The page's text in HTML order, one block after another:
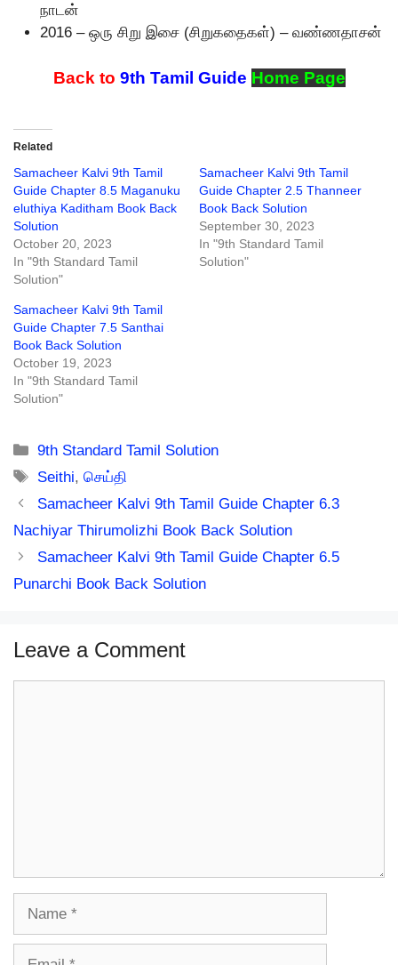
நாடன்
2016 – ஒரு சிறு இசை (சிறுகதைகள்) – வண்ணதாசன்
Back to 9th Tamil Guide Home Page
Related
Samacheer Kalvi 9th Tamil
Guide Chapter 8.5 Maganuku
eluthiya Kaditham Book Back
Solution
October 20, 2023
In "9th Standard Tamil
Solution"
Samacheer Kalvi 9th Tamil
Guide Chapter 2.5 Thanneer
Book Back Solution
September 30, 2023
In "9th Standard Tamil
Solution"
Samacheer Kalvi 9th Tamil
Guide Chapter 7.5 Santhai
Book Back Solution
October 19, 2023
In "9th Standard Tamil
Solution"
Categories
9th Standard Tamil Solution
Tags
Seithi,செய்தி
Samacheer Kalvi 9th Tamil Guide Chapter 6.3
Nachiyar Thirumolizhi Book Back Solution
Samacheer Kalvi 9th Tamil Guide Chapter 6.5
Punarchi Book Back Solution
Leave a Comment